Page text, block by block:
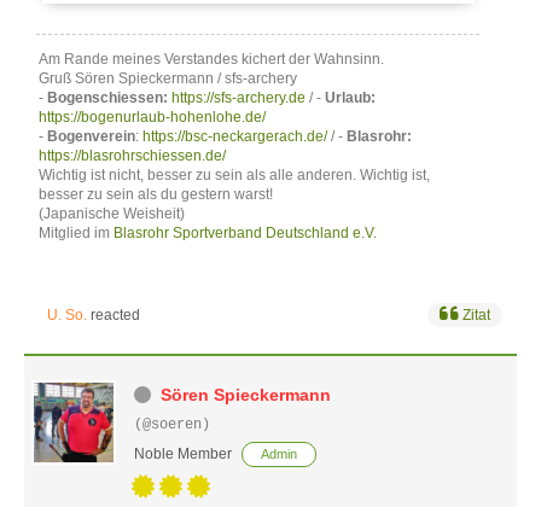
Am Rande meines Verstandes kichert der Wahnsinn.
Gruß Sören Spieckermann / sfs-archery
- Bogenschiessen: https://sfs-archery.de / - Urlaub:
https://bogenurlaub-hohenlohe.de/
- Bogenverein: https://bsc-neckargerach.de// - Blasrohr:
https://blasrohrschiessen.de/
Wichtig ist nicht, besser zu sein als alle anderen. Wichtig ist,
besser zu sein als du gestern warst!
(Japanische Weisheit)
Mitglied im Blasrohr Sportverband Deutschland e.V.
U. So. reacted Zitat
Sören Spieckermann
(@soeren)
Noble Member
Admin